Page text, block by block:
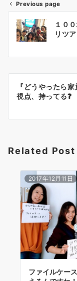
投
稿
ナ
ビ
シ
ン
Previous page
１０
リツア
『どうやったら
視点、持ってる❓
Related Post
2017年12月11日
ファイルケー